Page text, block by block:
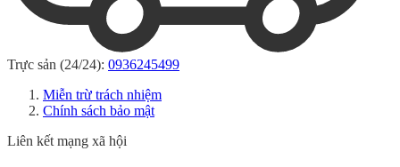
Trực sản (24/24): 0936245499
Miễn trừ trách nhiệm
Chính sách bảo mật
Liên kết mạng xã hội